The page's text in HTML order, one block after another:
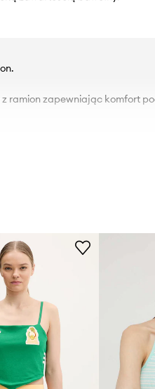
ramion zapewniając komfort